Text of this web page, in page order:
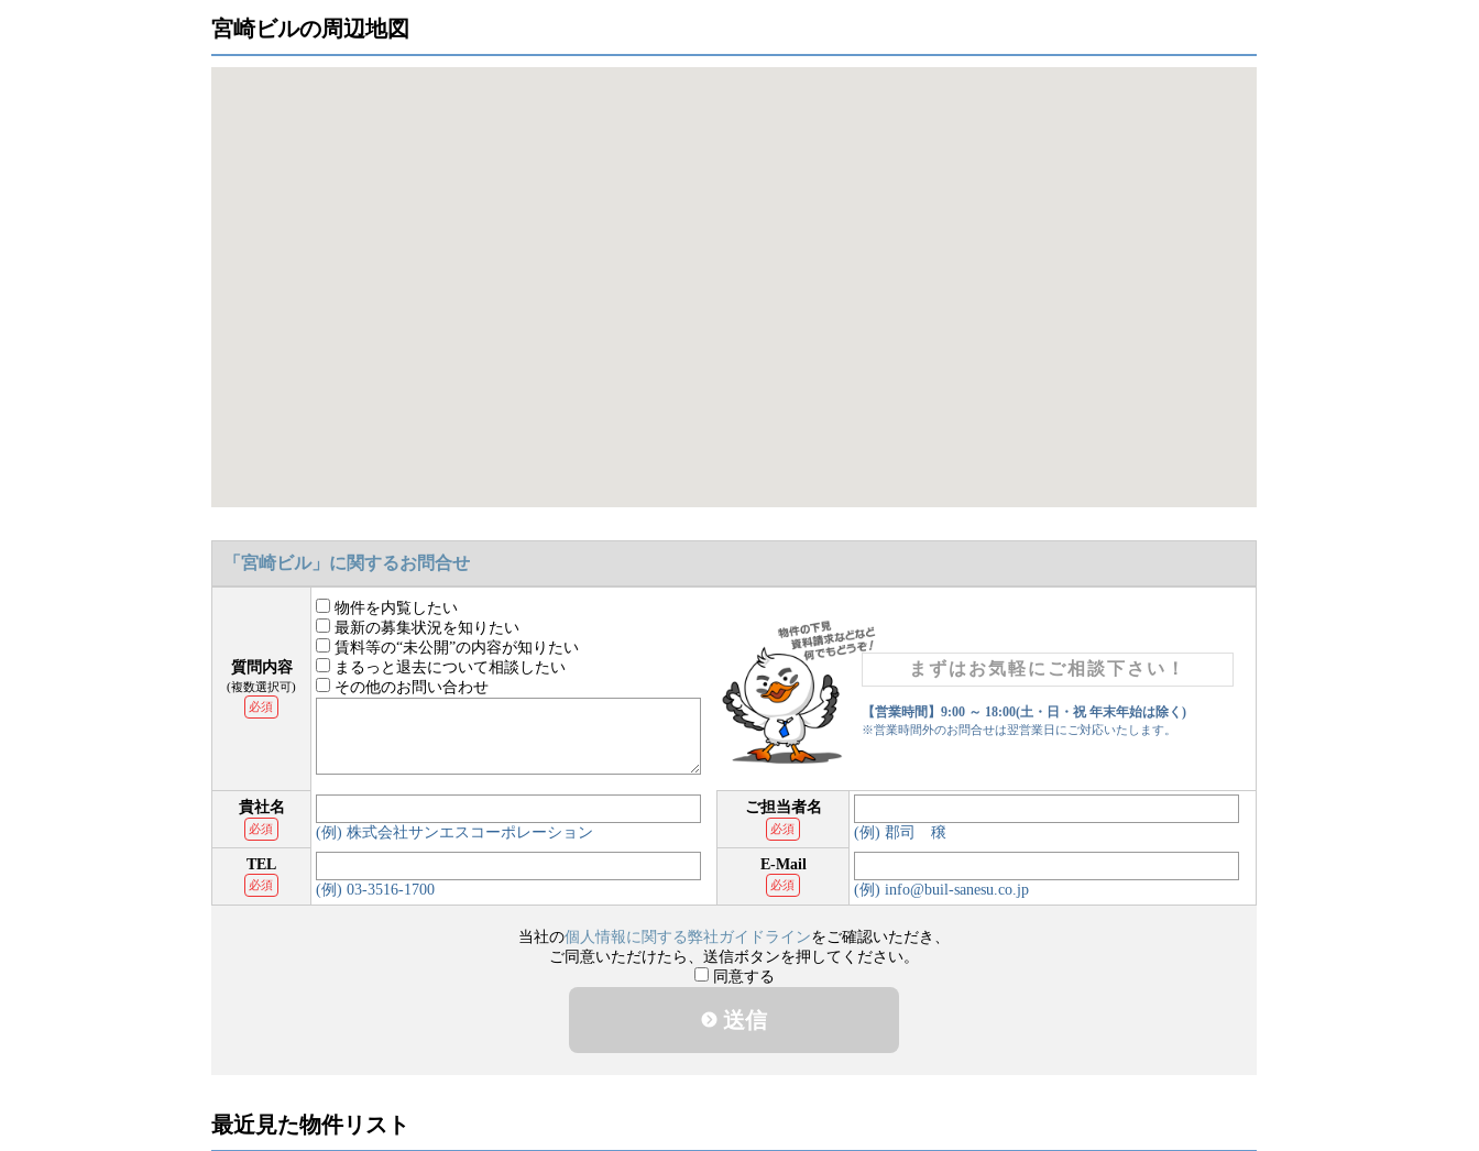
宮崎ビルの周辺地図
「宮崎ビル」に関するお問合せ
質問内容
(複数選択可)
必須
物件を内覧したい
最新の募集状況を知りたい
賃料等の“未公開”の内容が知りたい
まるっと退去について相談したい
その他のお問い合わせ
まずはお気軽にご相談下さい！
【営業時間】9:00 ～ 18:00(土・日・祝 年末年始は除く)
※営業時間外のお問合せは翌営業日にご対応いたします。
貴社名
必須 (例) 株式会社サンエスコーポレーション
ご担当者名
必須
(例) 郡司 穣
TEL
必須 (例) 03-3516-1700
E-Mail
必須 (例) info@buil-sanesu.co.jp
当社の個人情報に関する弊社ガイドラインをご確認いただき、
ご同意いただけたら、送信ボタンを押してください。
同意する
送信
最近見た物件リスト